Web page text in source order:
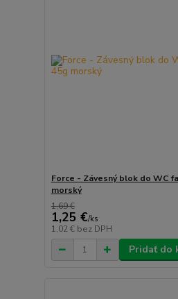
Force - Závesný blok do WC
morský
1,69 €
1,25 €/ks
1,02 € bez DPH
Pridať do